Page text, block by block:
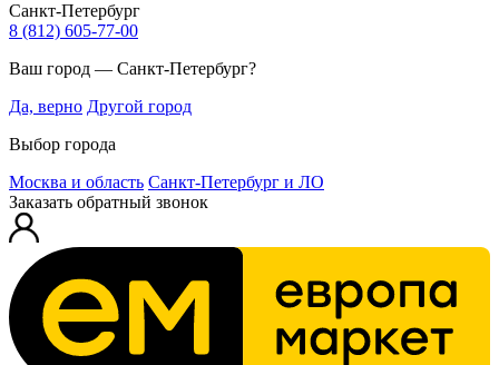
Санкт-Петербург
8 (812) 605-77-00
Ваш город — Санкт-Петербург?
Да, верно Другой город
Выбор города
Москва и область Санкт-Петербург и ЛО
Заказать обратный звонок